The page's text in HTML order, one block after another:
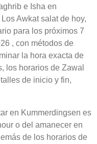
e Isha en
Awkat salat de hoy,
para los próximos 7
, con métodos de
la hora exacta de
los horarios de Zawal
de inicio y fin,
en Kummerdingsen es
o del amanecer en
de los horarios de